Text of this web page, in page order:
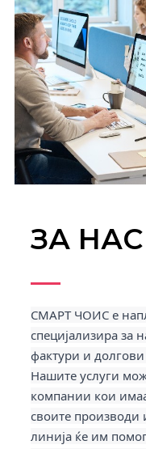
ЗА НАС
СМАРТ ЧОИС е
специјализира за
фактури и
Нашите услуги
компании кои
своите производи
линија ќе им